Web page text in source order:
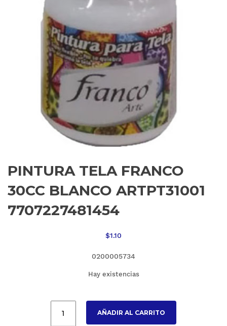
PINTURA TELA FRANCO
30CC BLANCO ARTPT31001
7707227481454
$1.10
0200005734
Hay existencias
AÑADIR AL CARRITO